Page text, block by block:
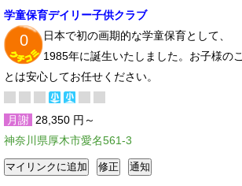
学童保育デイリー子供クラブ
0
日本で初の画期的な学童保育として、
1985年に誕生いたしました。お子様のこ
とは安心してお任せください。
月謝 28,350 円～
神奈川県厚木市愛名561-3